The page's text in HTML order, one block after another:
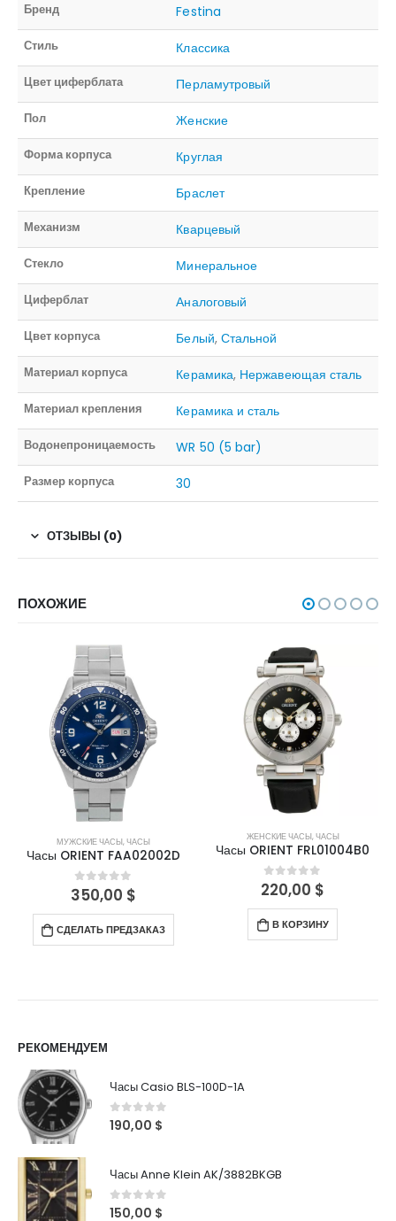
Бренд Festina
Стиль Классика
Цвет циферблата Перламутровый
Пол Женские
Форма корпуса Круглая
Крепление Браслет
Механизм Кварцевый
Стекло Минеральное
Циферблат Аналоговый
Цвет корпуса Белый, Стальной
Материал корпуса Керамика, Нержавеющая сталь
Материал крепления Керамика и сталь
Водонепроницаемость WR 50 (5 bar)
Размер корпуса 30
ОТЗЫВЫ (0)
ПОХОЖИЕ
МУЖСКИЕ ЧАСЫ,ЧАСЫ
Часы ORIENT FAA02002D
0out of 5
350,00 $
СДЕЛАТЬ ПРЕДЗАКАЗ
ЖЕНСКИЕ ЧАСЫ,ЧАСЫ
Часы ORIENT FRL01004B0
0out of 5
220,00 $
В КОРЗИНУ
РЕКОМЕНДУЕМ
Часы Casio BLS-100D-1A
0out of 5
190,00 $
Часы Anne Klein AK/3882BKGB
0out of 5
150,00 $